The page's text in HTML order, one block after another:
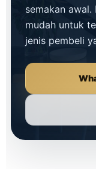
semakan
mudah untuk
jenis pembeli